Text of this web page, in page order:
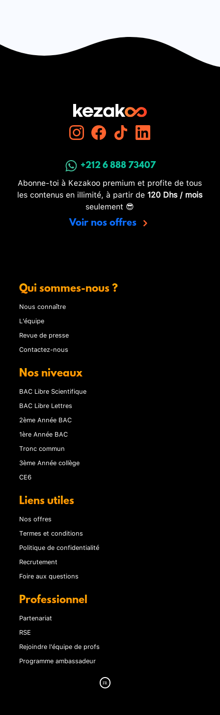
+212 6 888 73407
Abonne-toi à Kezakoo premium et profite de tous
les contenus en illimité, à partir de 120 Dhs / mois
seulement 😎
Voir nos offres
Qui sommes-nous ?
Nous connaître
L'équipe
Revue de presse
Contactez-nous
Nos niveaux
BAC Libre Scientifique
BAC Libre Lettres
2ème Année BAC
1ère Année BAC
Tronc commun
3ème Année collège
CE6
Liens utiles
Nos offres
Termes et conditions
Politique de confidentialité
Recrutement
Foire aux questions
Professionnel
Partenariat
RSE
Rejoindre l'équipe de profs
Programme ambassadeur